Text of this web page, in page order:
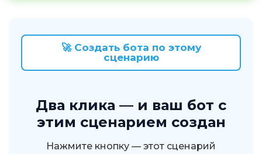
🚀 Создать бота по этому
сценарию
Два клика — и ваш бот c
этим сценарием создан
Нажмите кнопку — этот сценарий